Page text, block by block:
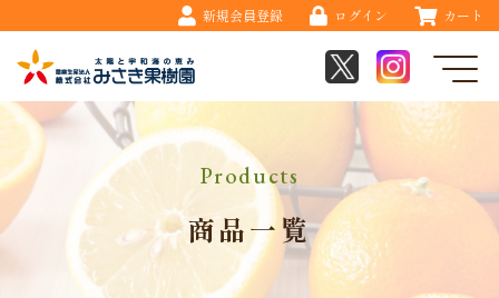
新規会員登録 ログイン カート
Products
商品一覧